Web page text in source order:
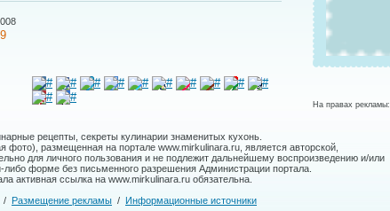
На правах рекламы:
рецепты, секреты кулинарии знаменитых кухонь.
фото), размещенная на портале www.mirkulinara.ru, является авторской,
для личного пользования и не подлежит дальнейшему воспроизведению и/или
либо форме без письменного разрешения Администрации портала.
активная ссылка на www.mirkulinara.ru обязательна.
/ Размещение рекламы / Информационные источники